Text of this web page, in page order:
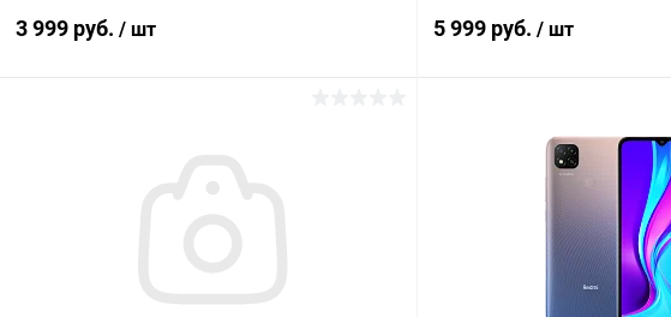
3 999 руб. / шт 5 999 руб. / шт